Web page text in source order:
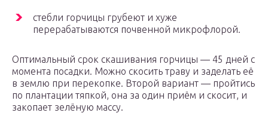
стебли горчицы грубеют и хуже
перерабатываются почвенной микрофлорой.
Оптимальный срок скашивания горчицы — 45 дней с
момента посадки. Можно скосить траву и заделать её
в землю при перекопке. Второй вариант — пройтись
по плантации тяпкой, она за один приём и скосит, и
закопает зелёную массу.